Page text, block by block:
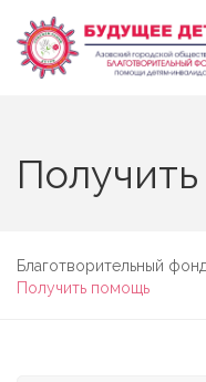
Благотворительный
Получить помощь